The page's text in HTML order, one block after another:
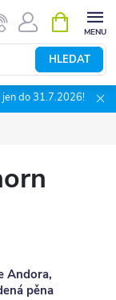
HLEDAT
NÁKUPNÍ
KOŠÍK
jen do 31.7.2026!
Andora,
pěna